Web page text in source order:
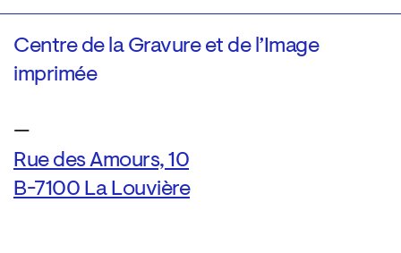
Centre de la Gravure et de l’Image
imprimée
—
Rue des Amours, 10
B-7100 La Louvière